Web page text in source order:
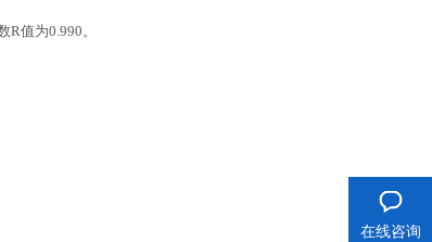
R值为0.990。
在线咨询